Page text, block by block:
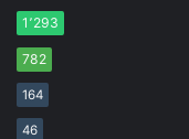
1٬293
782
164
46